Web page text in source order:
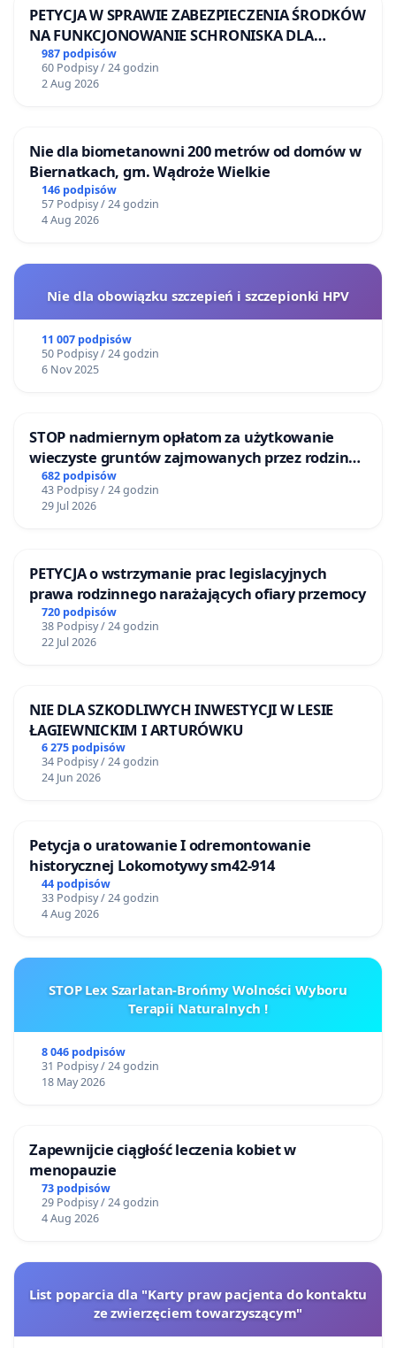
PETYCJA W SPRAWIE ZABEZPIECZENIA ŚRODKÓW
NA FUNKCJONOWANIE SCHRONISKA DLA
BEZDOMNYCH ZWIERZĄT W SKARYSZEWIE
987 podpisów
60 Podpisy / 24 godzin
2 Aug 2026
Nie dla biometanowni 200 metrów od domów w
Biernatkach, gm. Wądroże Wielkie
146 podpisów
57 Podpisy / 24 godzin
4 Aug 2026
Nie dla obowiązku szczepień i szczepionki HPV
11 007 podpisów
50 Podpisy / 24 godzin
6 Nov 2025
STOP nadmiernym opłatom za użytkowanie
wieczyste gruntów zajmowanych przez rodzinne
ogrody działkowe.
682 podpisów
43 Podpisy / 24 godzin
29 Jul 2026
PETYCJA o wstrzymanie prac legislacyjnych
prawa rodzinnego narażających ofiary przemocy
720 podpisów
38 Podpisy / 24 godzin
22 Jul 2026
NIE DLA SZKODLIWYCH INWESTYCJI W LESIE
ŁAGIEWNICKIM I ARTURÓWKU
6 275 podpisów
34 Podpisy / 24 godzin
24 Jun 2026
Petycja o uratowanie I odremontowanie
historycznej Lokomotywy sm42-914
44 podpisów
33 Podpisy / 24 godzin
4 Aug 2026
STOP Lex Szarlatan-Brońmy Wolności Wyboru
Terapii Naturalnych !
8 046 podpisów
31 Podpisy / 24 godzin
18 May 2026
Zapewnijcie ciągłość leczenia kobiet w
menopauzie
73 podpisów
29 Podpisy / 24 godzin
4 Aug 2026
List poparcia dla "Karty praw pacjenta do kontaktu
ze zwierzęciem towarzyszącym"